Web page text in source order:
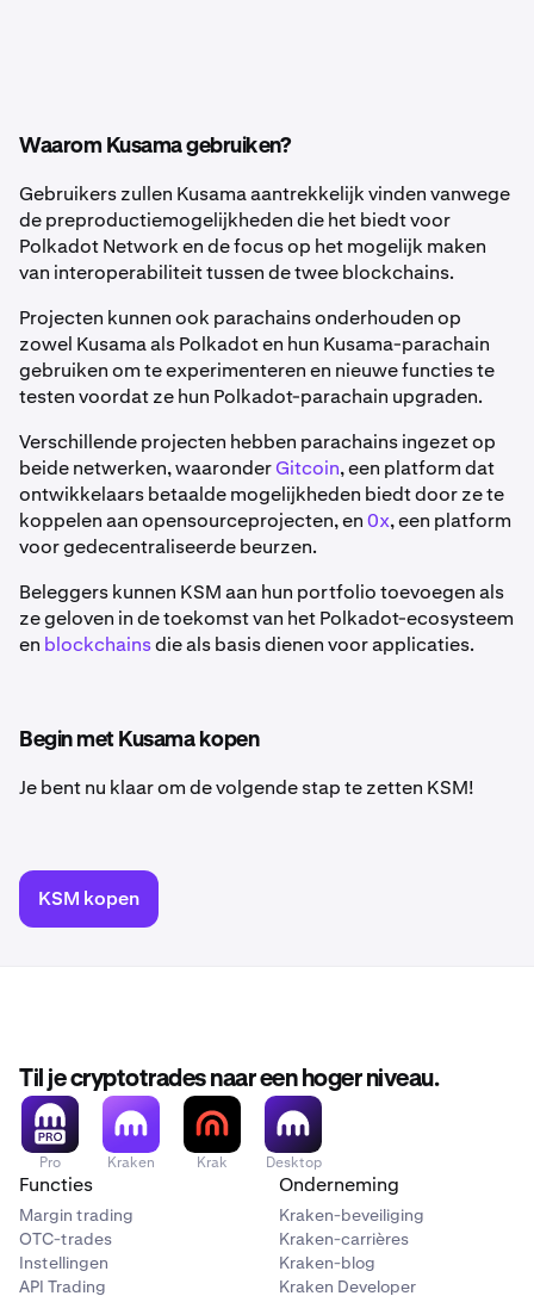
Waarom Kusama gebruiken?
Gebruikers zullen Kusama aantrekkelijk vinden vanwege
de preproductiemogelijkheden die het biedt voor
Polkadot Network en de focus op het mogelijk maken
van interoperabiliteit tussen de twee blockchains.
Projecten kunnen ook parachains onderhouden op
zowel Kusama als Polkadot en hun Kusama-parachain
gebruiken om te experimenteren en nieuwe functies te
testen voordat ze hun Polkadot-parachain upgraden.
Verschillende projecten hebben parachains ingezet op
beide netwerken, waaronderGitcoin, een platform dat
ontwikkelaars betaalde mogelijkheden biedt door ze te
koppelen aan opensourceprojecten, en0x, een platform
voor gedecentraliseerde beurzen.
Beleggers kunnen KSM aan hun portfolio toevoegen als
ze geloven in de toekomst van het Polkadot-ecosysteem
en blockchainsdie als basis dienen voor applicaties.
Begin met Kusama kopen
Je bent nu klaar om de volgende stap te zetten KSM!
KSM kopen
Til je cryptotrades naar een hoger niveau.
Pro Kraken Krak Desktop
Functies
Margin trading
OTC-trades
Instellingen
API Trading
Onderneming
Kraken-beveiliging
Kraken-carrières
Kraken-blog
Kraken Developer